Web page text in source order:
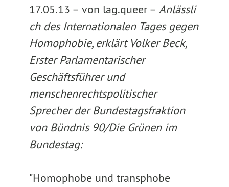
17.05.13 – von lag.queer – Anlässli
ch des Internationalen Tages gegen
Homophobie, erklärt Volker Beck,
Erster Parlamentarischer
Geschäftsführer und
menschenrechtspolitischer
Sprecher der Bundestagsfraktion
von Bündnis 90/Die Grünen im
Bundestag:
"Homophobe und transphobe